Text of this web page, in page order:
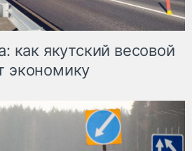
как якутский весовой
экономику